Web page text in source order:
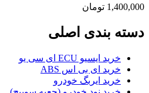
1,400,000 تومان
دسته بندی اصلی
خرید ایسیو ECU ای سی یو
خرید ای بی اس ABS
خرید ایربگ خودرو